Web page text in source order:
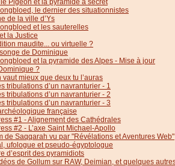
le dernier des situationnistes
de la ville d’Ys
et les sauterelles
la Justice
maudite... ou virtuelle ?
de Dominique
et la pyramide des Alpes - Mise à jour
?
vaut mieux que deux tu l’auras
tribulations d’un navranturier - 1
tribulations d’un navranturier - 2
tribulations d’un navranturier - 3
française
#1 - Alignement des Cathédrales
#2 - L’axe Saint Michael-Apollo
de Saqqarah vu par "Révélations et Aventures Web"
ufologue et pseudo-égyptologue
d’esprit des pyramidiots
de Gollum sur RAW, Deimian, et quelques